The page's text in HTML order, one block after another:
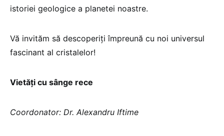
istoriei geologice a planetei noastre.
Vă invităm să descoperiți împreună cu noi universul
fascinant al cristalelor!
Vietăți cu sânge rece
Coordonator: Dr. Alexandru Iftime